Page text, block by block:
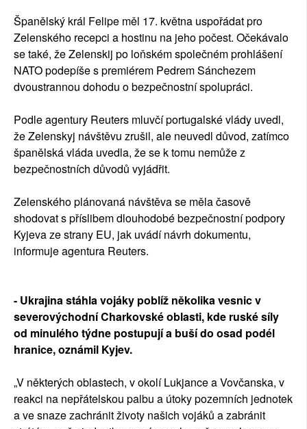
Španělský král Felipe měl 17. května uspořádat pro
Zelenského recepci a hostinu na jeho počest. Očekávalo
se také, že Zelenskij po loňském společném prohlášení
NATO podepíše s premiérem Pedrem Sánchezem
dvoustrannou dohodu o bezpečnostní spolupráci.
Podle agentury Reuters mluvčí portugalské vlády uvedl,
že Zelenskyj návštěvu zrušil, ale neuvedl důvod, zatímco
španělská vláda uvedla, že se k tomu nemůže z
bezpečnostních důvodů vyjádřit.
Zelenského plánovaná návštěva se měla časově
shodovat s příslibem dlouhodobé bezpečnostní podpory
Kyjeva ze strany EU, jak uvádí návrh dokumentu,
informuje agentura Reuters.
- Ukrajina stáhla vojáky poblíž několika vesnic v
severovýchodní Charkovské oblasti, kde ruské síly
od minulého týdne postupují a buší do osad podél
hranice, oznámil Kyjev.
„V některých oblastech, v okolí Lukjance a Vovčanska, v
reakci na nepřátelskou palbu a útoky pozemních jednotek
a ve snaze zachránit životy našich vojáků a zabránit